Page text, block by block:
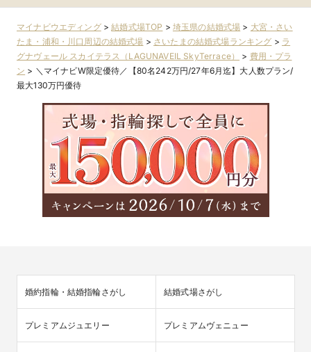
マイナビウエディング>結婚式場TOP > 埼玉県の結婚式場 > 大宮・さい
たま・浦和・川口周辺の結婚式場 > さいたまの結婚式場ランキング > ラ
グナヴェール スカイテラス（LAGUNAVEIL SkyTerrace）
> 費用・プラ
ン > ＼マイナビW限定優待／【80名242万円/27年6月迄】大人数プラン/
最大130万円優待
婚約指輪・結婚指輪さがし 結婚式場さがし
プレミアムジュエリー プレミアムヴェニュー